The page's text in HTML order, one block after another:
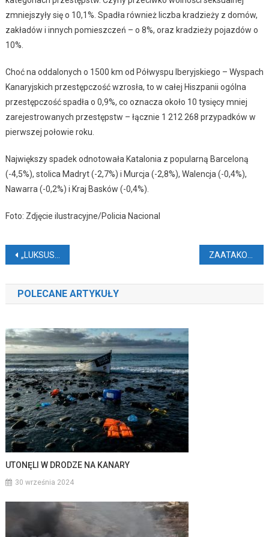
zmniejszyły się o 10,1%. Spadła również liczba kradzieży z domów,
zakładów i innych pomieszczeń – o 8%, oraz kradzieży pojazdów o
10%.
Choć na oddalonych o 1500 km od Półwyspu Iberyjskiego – Wyspach
Kanaryjskich przestępczość wzrosła, to w całej Hiszpanii ogólna
przestępczość spadła o 0,9%, co oznacza około 10 tysięcy mniej
zarejestrowanych przestępstw – łącznie 1 212 268 przypadków w
pierwszej połowie roku.
Największy spadek odnotowała Katalonia z popularną Barceloną
(-4,5%), stolica Madryt (-2,7%) i Murcja (-2,8%), Walencja (-0,4%),
Nawarra (-0,2%) i Kraj Basków (-0,4%).
Foto: Zdjęcie ilustracyjne/Policia Nacional
Nawigacja
wpisu
„LUKSUS” W WYDANIU KANARYJSKIM
POLECANE ARTYKUŁY
UTONĘLI W DRODZE NA KANARY
30 września 2024